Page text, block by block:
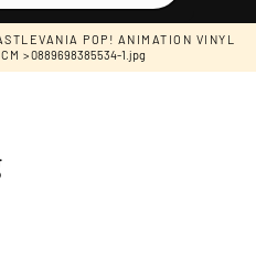
POP! ANIMATION VINYL
> 0889698385534-1.jpg